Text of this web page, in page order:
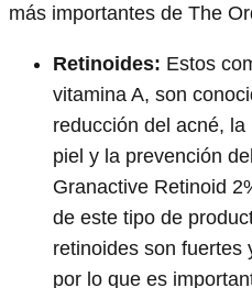
más importantes de The
Retinoides: Estos
vitamina A, son
reducción del acné,
piel y la prevención
Granactive Retinoid
de este tipo de
retinoides son fuertes
por lo que es